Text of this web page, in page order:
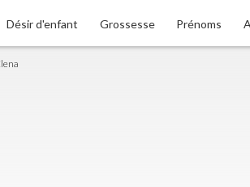
Désir d'enfant Grossesse Prénoms